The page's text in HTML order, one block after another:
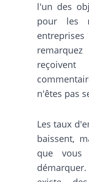
l'un des
pour les
n'êtes pas
Les taux
baissent,
que vous